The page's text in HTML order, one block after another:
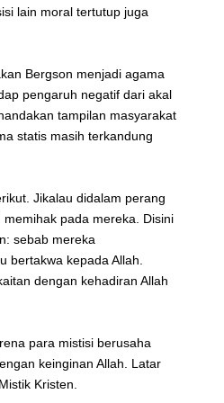
lain moral tertutup juga
Bergson menjadi agama
pengaruh negatif dari akal
tampilan masyarakat
statis masih terkandung
Jikalau didalam perang
pada mereka. Disini
sebab mereka
bertakwa kepada Allah.
dengan kehadiran Allah
para mistisi berusaha
keinginan Allah. Latar
Kristen.